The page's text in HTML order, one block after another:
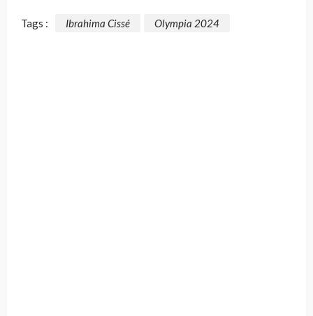
Tags : Ibrahima Cissé Olympia 2024